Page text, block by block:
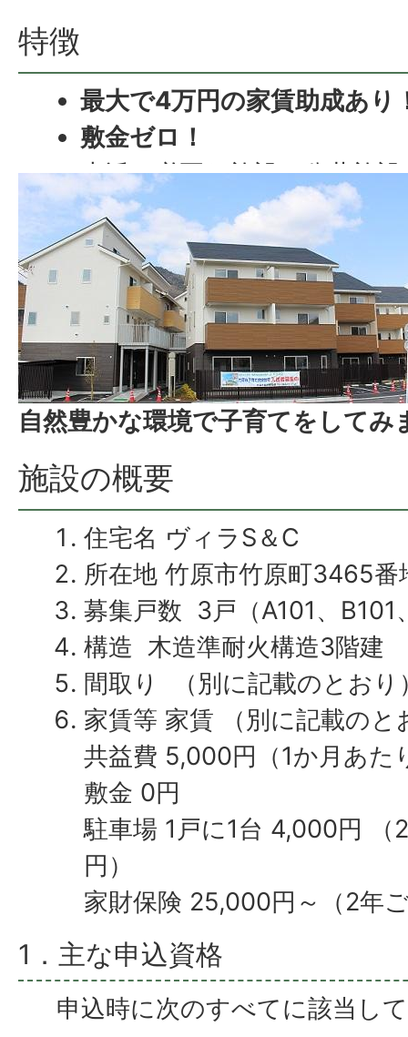
特徴
最大で4万円の家賃助成あり
敷金ゼロ！
生活に必要な施設（公共施
ど）のほとんどが徒歩圏内！
入居対象者は子育て世帯や
自然豊かな環境で子育てをしてみ
施設の概要
住宅名 ヴィラS＆C
所在地 竹原市竹原町3465番
募集戸数 3戸（A101、B101
構造 木造準耐火構造3階建
間取り （別に記載のとおり
家賃等 家賃 （別に記載のと
共益費 5,000円（1か月あた
敷金 0円
駐車場 1戸に1台 4,000円 （
円）
家財保険 25,000円～（2年
1．主な申込資格
申込時に次のすべてに該当し